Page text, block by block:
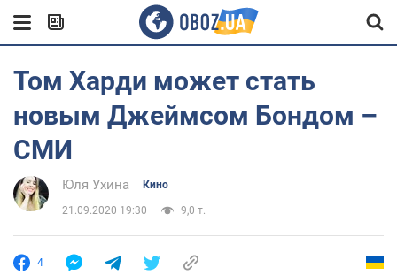
Том Харди может стать
новым Джеймсом Бондом –
СМИ
Юля Ухина Кино
21.09.2020 19:30 9,0 т.
4